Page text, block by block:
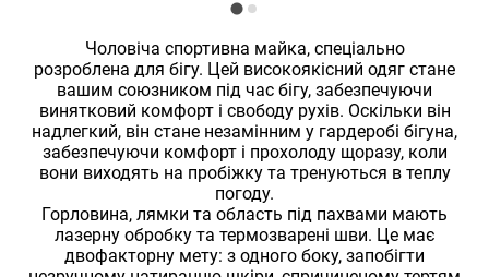
Чоловіча спортивна майка, спеціально
розроблена для бігу. Цей високоякісний одяг стане
вашим союзником під час бігу, забезпечуючи
винятковий комфорт і свободу рухів. Оскільки він
надлегкий, він стане незамінним у гардеробі бігуна,
забезпечуючи комфорт і прохолоду щоразу, коли
вони виходять на пробіжку та тренуються в теплу
погоду.
Горловина, лямки та область під пахвами мають
лазерну обробку та термозварені шви. Це має
двофакторну мету: з одного боку, запобігти